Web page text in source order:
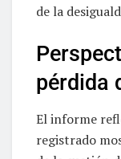
de la
pérdida
El informe
registrado